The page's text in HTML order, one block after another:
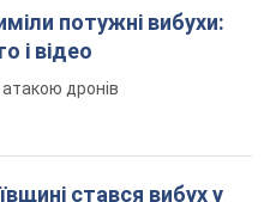
морській міні